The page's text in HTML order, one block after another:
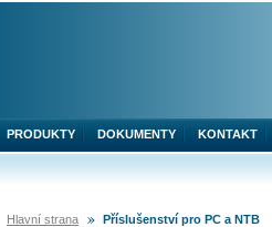
Hlavní strana Příslušenství pro PC a NTB
PRODUKTY DOKUMENTY KONTAKT